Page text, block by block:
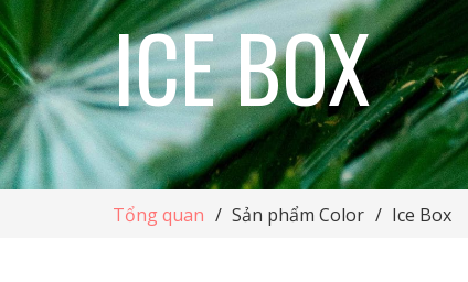
ICE BOX
Tổng quan / Sản phẩm Color / Ice Box